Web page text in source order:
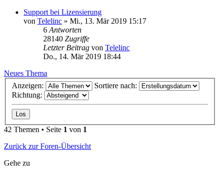
Support bei Lizensierung
von Telelinc » Mi., 13. Mär 2019 15:17
6 Antworten
28140 Zugriffe
Letzter Beitrag von Telelinc
Do., 14. Mär 2019 18:44
Neues Thema
Anzeigen:
Sortiere nach:
Richtung:
42 Themen • Seite 1 von 1
Zurück zur Foren-Übersicht
Gehe zu